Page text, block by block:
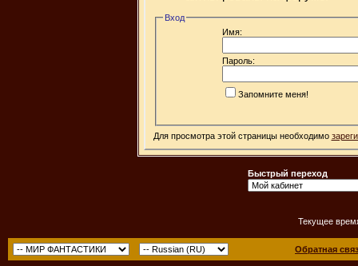
Вход
Имя:
Пароль:
Запомните меня!
Для просмотра этой страницы необходимо
Быстрый переход
Текущее
Обратная